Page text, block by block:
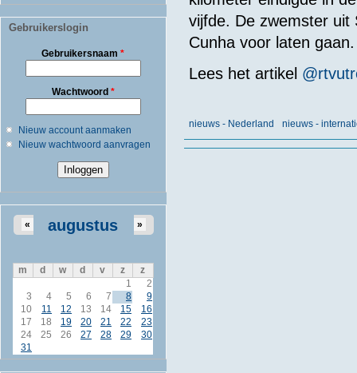
Gebruikerslogin
Gebruikersnaam*
Wachtwoord *
Nieuw account aanmaken
Nieuw wachtwoord aanvragen
augustus
« »
m d w d v z
z
1
2
3
4 5 6 7 8
9
10
11 12 13 14 15
16
17
18 19 20 21 22
23
24
25 26 27 28 29
30
31
vijfde. De zwemster uit
Cunha voor laten gaan.
Lees het artikel @
nieuws - Nederland nieuws -